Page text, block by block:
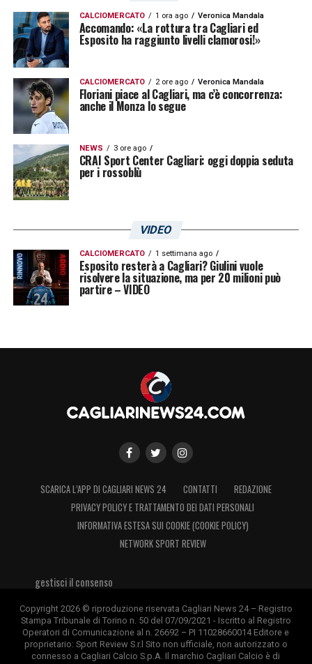
personale, ma io ho sempre detto – anche
parlando col Mister – che non sono un
giocatore che vive per il gol e basta. Ho
vissuto un periodo non semplice per
problemi extra campo, sto recuperando
bene e penso che oggi si sia visto alla luce
della prestazione. Il ruolo? La posizione nel
calcio di oggi non è l’unico criterio di
valutazione, perché la partita ti porta in giro
per il campo, devi proporti in varie situazioni
posso fare la punta, pur non essendo un
panzer, o giocare anche in altre zone
facendo da raccordo e rifinitore»
LEGGI ANCHE:Conferenza stampa
scontro diretto. Ma per me la realtà era
ben altra»
LA PLAYLIST DELLE NOSTRE TOP NEWS
CALCIOMERCATO 1 ora ago Veronica Mandala
Accomando: «La rottura tra Cagliari ed
Esposito ha raggiunto livelli clamorosi!»
CALCIOMERCATO 2 ore ago Veronica Mandala
Floriani piace al Cagliari, ma c’è concorrenza:
anche il Monza lo segue
NEWS 3 ore ago
CRAI Sport Center Cagliari: oggi doppia seduta
per i rossoblù
VIDEO
CALCIOMERCATO 1 settimana ago
Esposito resterà a Cagliari? Giulini vuole
risolvere la situazione, ma per 20 milioni può
partire – VIDEO
SCARICA L’APP DI CAGLIARI NEWS 24 CONTATTI
REDAZIONE
PRIVACY POLICY E TRATTAMENTO DEI DATI PERSONALI
INFORMATIVA ESTESA SUI COOKIE (COOKIE POLICY)
NETWORK SPORT REVIEW
gestisci il consenso
Copyright 2026 © riproduzione riservata Cagliari News 24 – Registro
Stampa Tribunale di Torino n. 50 del 07/09/2021 - Iscritto al Registro
Operatori di Comunicazione al n. 26692 – PI 11028660014 Editore e
proprietario: Sport Review S.r.l Sito non ufficiale, non autorizzato o
connesso a Cagliari Calcio S.p.A. Il marchio Cagliari Calcio è di